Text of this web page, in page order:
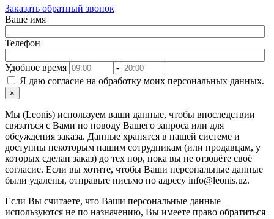
Заказать обратный звонок
Ваше имя
Телефон
Удобное время
-
Я даю согласие на обработку моих персональных данных.
×
Мы (Leonis) используем ваши данные, чтобы впоследствии
связаться с Вами по поводу Вашего запроса или для
обсуждения заказа. Данные хранятся в нашей системе и
доступны некоторым нашим сотрудникам (или продавцам, у
которых сделан заказ) до тех пор, пока вы не отзовёте своё
согласие. Если вы хотите, чтобы Ваши персональные данные
были удалены, отправьте письмо по адресу info@leonis.uz.
Если Вы считаете, что Ваши персональные данные
используются не по назначению, Вы имеете право обратиться